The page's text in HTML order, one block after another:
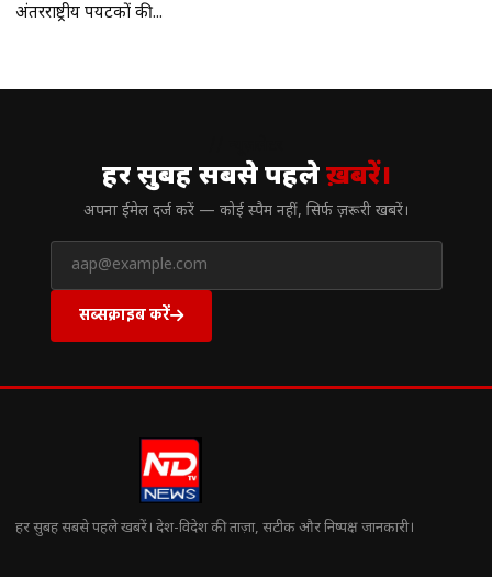
अंतरराष्ट्रीय पर्यटकों की...
हर सुबह सबसे पहलेख़बरें।
अपना ईमेल दर्ज करें — कोई स्पैम नहीं, सिर्फ ज़रूरी खबरें।
सब्सक्राइब करें
हर सुबह सबसे पहले खबरें। देश-विदेश की ताज़ा, सटीक और निष्पक्ष जानकारी।